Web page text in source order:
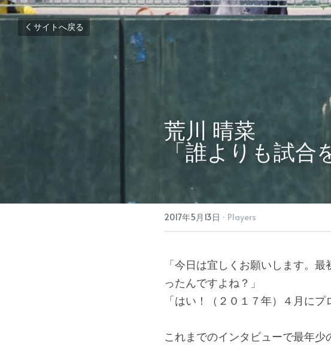
サイトへ戻る
荒川 晴菜
「誰よりも試合
2017年5月13日 · Players
「今日は宜しくお願いします。
ったんですよね？」
「はい！（２０１７年）４月に
これまでのインタビューで最年